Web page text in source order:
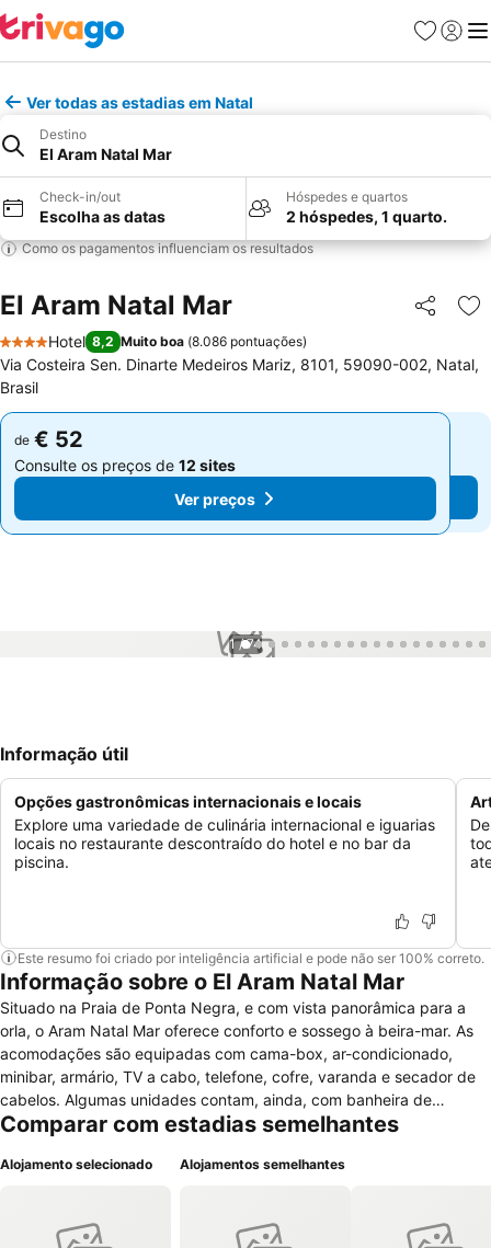
Favoritos
Iniciar
Ver todas as estadias em Natal
Destino
El Aram Natal Mar
Check-in/out
Escolha as datas
Hóspedes e quartos
2 hóspedes, 1 quarto.
Como os pagamentos influenciam os resultados
El Aram Natal Mar Partilhar
4 Estrelas
Hotel 8,2 Muito boa (8.086 pontuações)
Via Costeira Sen. Dinarte Medeiros Mariz, 8101, 59090-002, Natal,
Brasil
de € 52
Consulte os preços de 12 sites
Ver preços
de € 52
Consulte os preços de 12 sites
Ver preços
1 / 74
Informação útil
Opções gastronômicas internacionais e locais
Explore uma variedade de culinária internacional e iguarias
locais no restaurante descontraído do hotel e no bar da
piscina.
Este resumo foi criado por inteligência artificial e pode não ser 100% correto.
Informação sobre o El Aram Natal Mar
Situado na Praia de Ponta Negra, e com vista panorâmica para a
orla, o Aram Natal Mar oferece conforto e sossego à beira-mar. As
acomodações são equipadas com cama-box, ar-condicionado,
minibar, armário, TV a cabo, telefone, cofre, varanda e secador de
cabelos. Algumas unidades contam, ainda, com banheira de
hidromassagem e vista para o oceano. O Aram Natal Mar dispõe de
espreguiçadeiras, parquinho infantil, e salão de jogos. O hotel
todas as refeições no restaurante do hotel, que serve bufês
Comparar com estadias semelhantes
Alojamento selecionado Alojamentos semelhantes